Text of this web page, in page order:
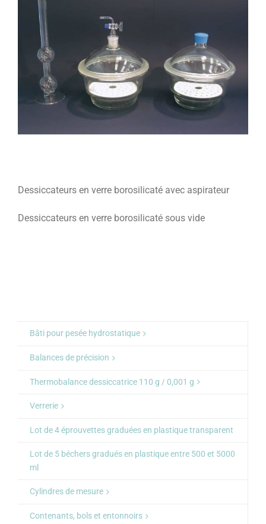
Dessiccateurs en verre borosilicaté avec aspirateur
Dessiccateurs en verre borosilicaté sous vide
Bâti pour pesée hydrostatique
Balances de précision
Thermobalance dessiccatrice 110 g / 0,001 g
Verrerie
Lot de 4 éprouvettes graduées en plastique transparent
Lot de 5 béchers gradués en plastique entre 500 et 5000
ml
Cylindres de mesure
Contenants, bols et entonnoirs